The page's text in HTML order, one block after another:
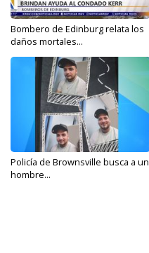
Bombero de Edinburg relata los
daños mortales...
Policía de Brownsville busca a un
hombre...